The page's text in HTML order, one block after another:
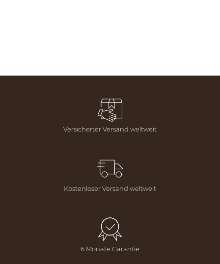
Versicherter Versand weltweit
Kostenloser Versand weltweit
6 Monate Garantie